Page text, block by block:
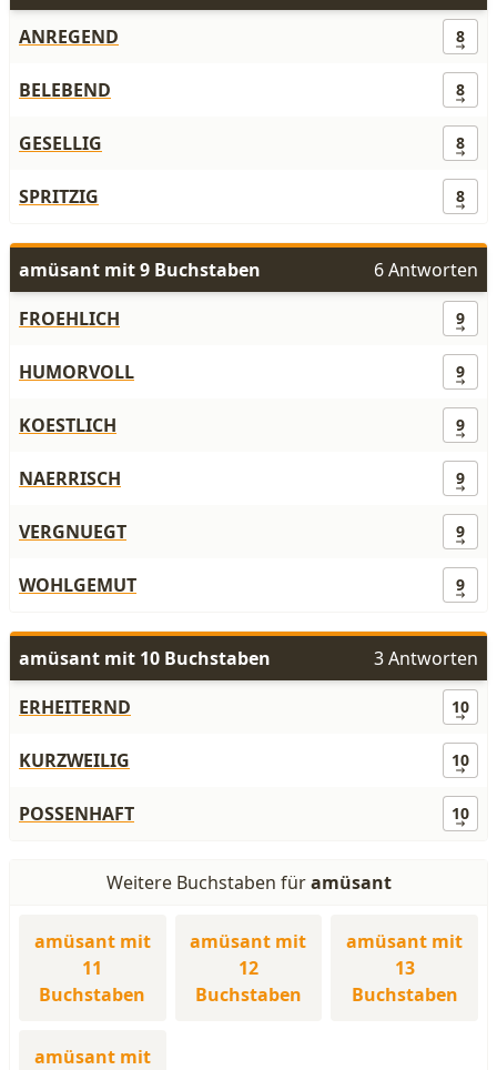
ANREGEND 8
BELEBEND 8
GESELLIG 8
SPRITZIG 8
amüsant mit 9 Buchstaben
6 Antworten
FROEHLICH
9
HUMORVOLL 9
KOESTLICH 9
NAERRISCH 9
VERGNUEGT 9
WOHLGEMUT 9
amüsant mit 10 Buchstaben
3 Antworten
ERHEITERND
10
KURZWEILIG 10
POSSENHAFT 10
Weitere Buchstaben füramüsant
amüsant mit
11
Buchstaben
amüsant mit
12
Buchstaben
amüsant mit
13
Buchstaben
amüsant mit